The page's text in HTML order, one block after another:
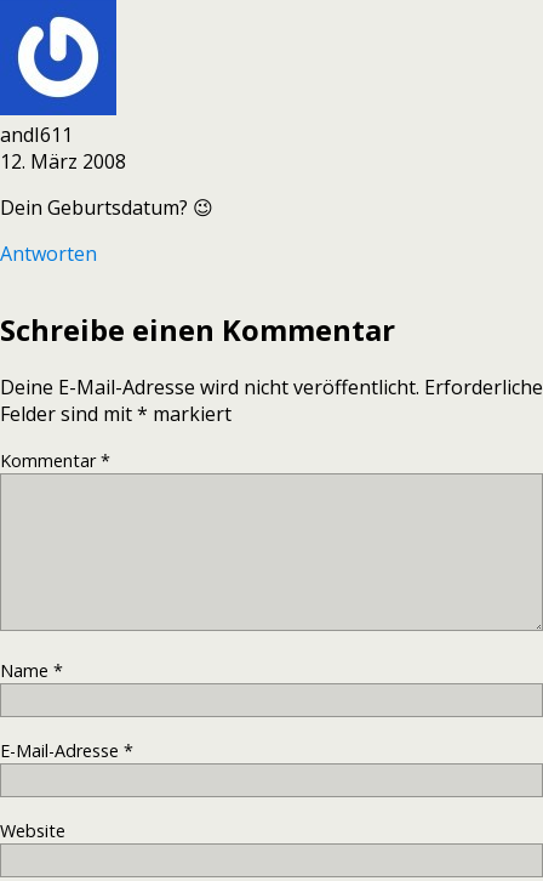
andI611
12. März 2008
Dein Geburtsdatum? 😉
Antworten
Schreibe einen Kommentar
Deine E-Mail-Adresse wird nicht veröffentlicht. Erforderliche
Felder sind mit* markiert
Kommentar*
Name *
E-Mail-Adresse *
Website